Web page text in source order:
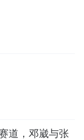
道，邓崴与张